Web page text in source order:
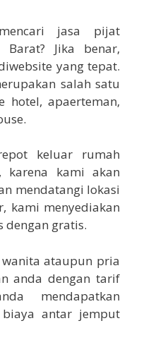
jasa pijat
Barat? Jika benar,
yang tepat.
salah satu
hotel, apaerteman,
keluar rumah
karena kami akan
mendatangi lokasi
kami menyediakan
gratis.
ataupun pria
anda dengan tarif
mendapatkan
antar jemput